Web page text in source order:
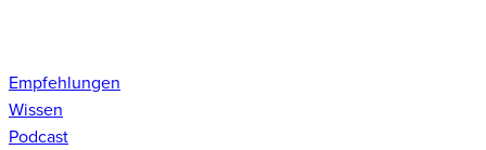
Empfehlungen
Wissen
Podcast